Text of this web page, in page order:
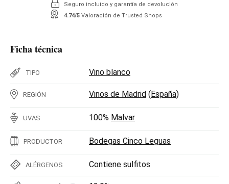
Seguro incluido y garantía de devolución
4.74/5 Valoración de Trusted Shops
Ficha técnica
TIPO Vino blanco
REGIÓN Vinos de Madrid (España)
UVAS 100% Malvar
PRODUCTOR Bodegas Cinco Leguas
ALÉRGENOS Contiene sulfitos